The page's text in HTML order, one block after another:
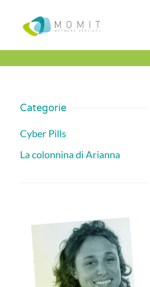
Categorie
Cyber Pills
La colonnina di Arianna